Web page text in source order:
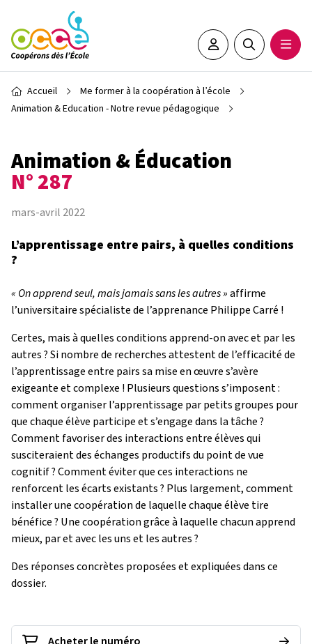
Aller au contenu principal
Espace adhérent•e
Rechercher
Fil d'Ariane
Accueil
Me former à la coopération à l’école
Animation & Education - Notre revue pédagogique
Animation & Éducation
N° 287
mars-avril 2022
L’apprentissage entre pairs, à quelles conditions
?
« On apprend seul, mais jamais sans les autres »affirme
l’universitaire spécialiste de l’apprenance Philippe Carré !
Certes, mais à quelles conditions apprend-on avec et par les
autres ? Si nombre de recherches attestent de l’efficacité de
l’apprentissage entre pairs sa mise en œuvre s’avère
exigeante et complexe ! Plusieurs questions s’imposent :
comment organiser l’apprentissage par petits groupes pour
que chaque élève participe et s’engage dans la tâche ?
Comment favoriser des interactions entre élèves qui
susciteraient des échanges productifs du point de vue
cognitif ? Comment éviter que ces interactions ne
renforcent les écarts existants ? Plus largement, comment
installer une coopération de laquelle chaque élève tire
bénéfice ? Une coopération grâce à laquelle chacun apprend
mieux, par et avec les uns et les autres ?
Des réponses concrètes proposées et expliquées dans ce
dossier.